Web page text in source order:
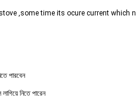
,some time its ocure current which
পারবেন
নিতে পারেন